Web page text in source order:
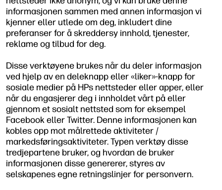
informasjonen sammen med annen informasjon vi
kjenner eller utlede om deg, inkludert dine
preferanser for å skreddersy innhold, tjenester,
reklame og tilbud for deg.
Disse verktøyene brukes når du deler informasjon
ved hjelp av en deleknapp eller «liker»-knapp for
sosiale medier på HPs nettsteder eller apper, eller
når du engasjerer deg i innholdet vårt på eller
gjennom et sosialt nettsted som for eksempel
Facebook eller Twitter. Denne informasjonen kan
kobles opp mot målrettede aktiviteter /
markedsføringsaktiviteter. Typen verktøy disse
tredjepartene bruker, og hvordan de bruker
informasjonen disse genererer, styres av
selskapenes egne retningslinjer for personvern.